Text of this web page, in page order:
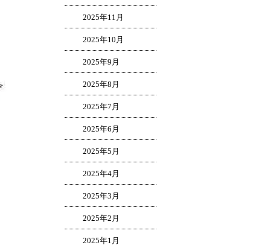
2025年11月
2025年10月
2025年9月
2025年8月
2025年7月
2025年6月
2025年5月
2025年4月
2025年3月
2025年2月
2025年1月